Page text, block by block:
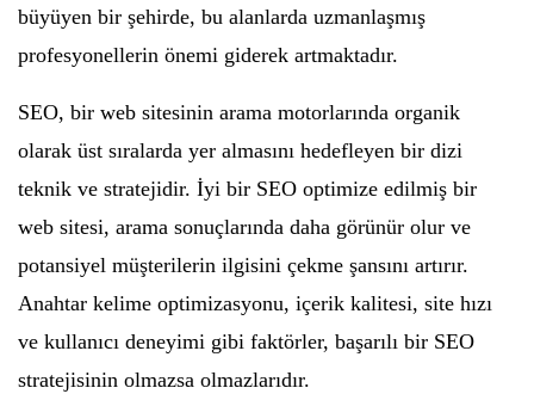
büyüyen bir şehirde, bu alanlarda uzmanlaşmış
profesyonellerin önemi giderek artmaktadır.
SEO, bir web sitesinin arama motorlarında organik
olarak üst sıralarda yer almasını hedefleyen bir dizi
teknik ve stratejidir. İyi bir SEO optimize edilmiş bir
web sitesi, arama sonuçlarında daha görünür olur ve
potansiyel müşterilerin ilgisini çekme şansını artırır.
Anahtar kelime optimizasyonu, içerik kalitesi, site hızı
ve kullanıcı deneyimi gibi faktörler, başarılı bir SEO
stratejisinin olmazsa olmazlarıdır.